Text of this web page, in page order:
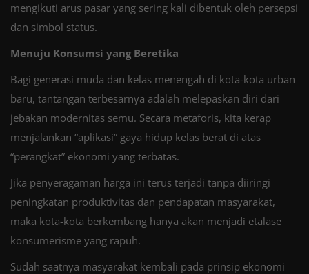
mengikuti arus pasar yang sering kali dibentuk oleh persepsi
dan simbol status.
Menuju Konsumsi yang Beretika
Bagi generasi muda dan kelas menengah di kota-kota urban
baru, tantangan terbesarnya adalah melepaskan diri dari
jebakan modernitas semu. Secara metaforis, kita kerap
menjalankan “aplikasi” gaya hidup kelas berat di atas
“perangkat” ekonomi yang terbatas.
Jika penyeragaman harga ini terus terjadi tanpa diiringi
peningkatan produktivitas dan pendapatan masyarakat,
maka kota-kota berkembang hanya akan menjadi etalase
konsumerisme yang rapuh.
Sudah saatnya masyarakat kembali pada prinsip ekonomi